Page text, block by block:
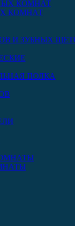
КОМНАТ
И ЗУБНЫХ
ПОЛКА